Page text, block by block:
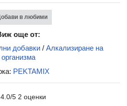
в любими
още от:
добавки/ Алкализиране на
организма
PEKTAMIX
4.0/5 2 оценки